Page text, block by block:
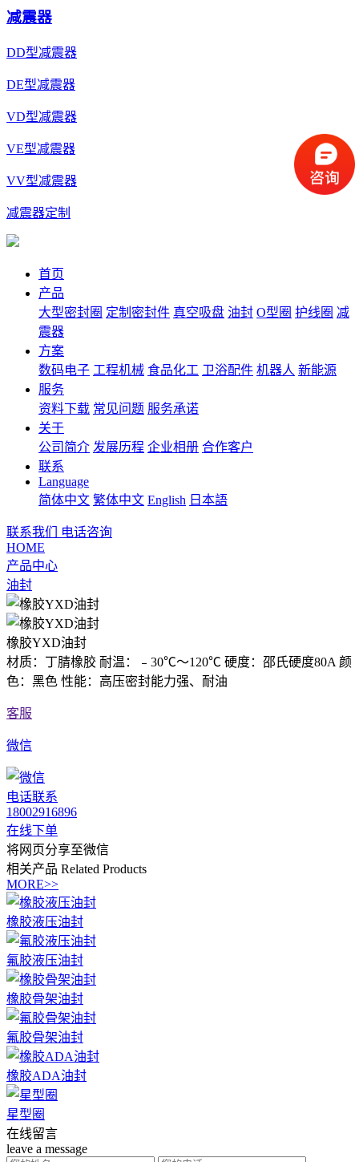
减震器
DD型减震器
DE型减震器
VD型减震器
VE型减震器
VV型减震器
减震器定制
首页
产品
大型密封圈 定制密封件 真空吸盘 油封 O型圈 护线圈 减
震器
方案
数码电子 工程机械 食品化工 卫浴配件 机器人 新能源
服务
资料下载 常见问题 服务承诺
关于
公司简介 发展历程 企业相册 合作客户
联系
Language
简体中文 繁体中文 English 日本語
联系我们
电话咨询
HOME
产品中心
油封
橡胶YXD油封
材质：丁腈橡胶 耐温：﹣30℃～120℃ 硬度：邵氏硬度80A 颜
色：黑色 性能：高压密封能力强、耐油
客服
微信
电话联系
18002916896
在线下单
将网页分享至微信
相关产品 Related Products
MORE>>
橡胶液压油封
氟胶液压油封
橡胶骨架油封
氟胶骨架油封
橡胶ADA油封
星型圈
在线留言
leave a message